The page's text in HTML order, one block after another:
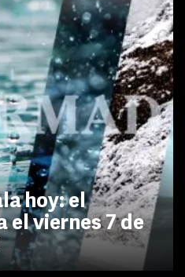
hoy: el
el viernes 7 de